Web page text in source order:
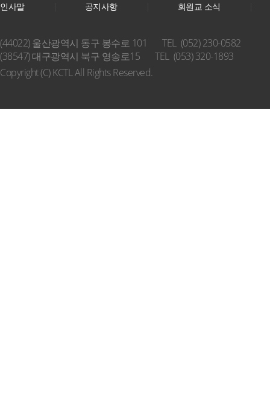
인사말 공지사항 회원교 소식
(44022) 울산광역시 동구 봉수로 101
TEL (052) 230-0582
(38547) 대구광역시 북구 영송로15
TEL (053) 320-1893
Copyright (C) KCTL All Rights Reserved.